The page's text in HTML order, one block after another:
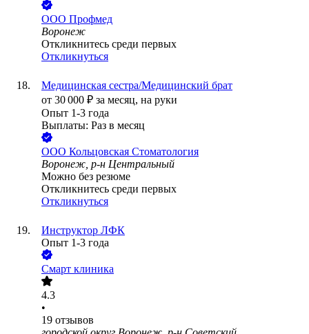
ООО Профмед
Воронеж
Откликнитесь среди первых
Откликнуться
Медицинская сестра/Медицинский брат
от 30 000 ₽ за месяц, на руки
Опыт 1-3 года
Выплаты: Раз в месяц
ООО Кольцовская Стоматология
Воронеж, р-н Центральный
Можно без резюме
Откликнитесь среди первых
Откликнуться
Инструктор ЛФК
Опыт 1-3 года
Смарт клиника
4.3
•
19 отзывов